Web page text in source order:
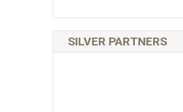
SILVER PARTNERS